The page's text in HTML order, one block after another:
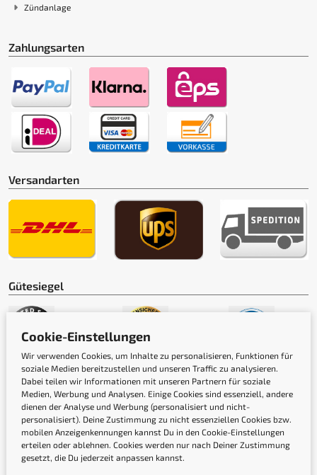
Zündanlage
Zahlungsarten
Versandarten
Gütesiegel
Newsletter
Cookie-Einstellungen
Wir verwenden Cookies, um Inhalte zu personalisieren, Funktionen für
soziale Medien bereitzustellen und unseren Traffic zu analysieren.
Dabei teilen wir Informationen mit unseren Partnern für soziale
Medien, Werbung und Analysen. Einige Cookies sind essenziell, andere
dienen der Analyse und Werbung (personalisiert und nicht-
personalisiert). Deine Zustimmung zu nicht essenziellen Cookies bzw.
mobilen Anzeigenkennungen kannst Du in den Cookie-Einstellungen
erteilen oder ablehnen. Cookies werden nur nach Deiner Zustimmung
gesetzt, die Du jederzeit anpassen kannst.